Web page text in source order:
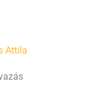
Attila